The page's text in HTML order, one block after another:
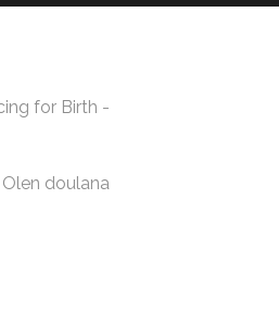
for Birth -
doulana